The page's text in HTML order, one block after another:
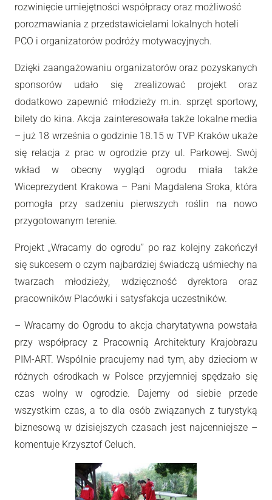
rozwinięcie umiejętności współpracy oraz możliwość
porozmawiania z przedstawicielami lokalnych hoteli
PCO i organizatorów podróży motywacyjnych.
Dzięki zaangażowaniu organizatorów oraz pozyskanych
sponsorów udało się zrealizować projekt oraz
dodatkowo zapewnić młodzieży m.in. sprzęt sportowy,
bilety do kina. Akcja zainteresowała także lokalne media
– już 18 września o godzinie 18.15 w TVP Kraków ukaże
się relacja z prac w ogrodzie przy ul. Parkowej. Swój
wkład w obecny wygląd ogrodu miała także
Wiceprezydent Krakowa – Pani Magdalena Sroka, która
pomogła przy sadzeniu pierwszych roślin na nowo
przygotowanym terenie.
Projekt „Wracamy do ogrodu” po raz kolejny zakończył
się sukcesem o czym najbardziej świadczą uśmiechy na
twarzach młodzieży, wdzięczność dyrektora oraz
pracowników Placówki i satysfakcja uczestników.
– Wracamy do Ogrodu to akcja charytatywna powstała
przy współpracy z Pracownią Architektury Krajobrazu
PIM-ART. Wspólnie pracujemy nad tym, aby dzieciom w
różnych ośrodkach w Polsce przyjemniej spędzało się
czas wolny w ogrodzie. Dajemy od siebie przede
wszystkim czas, a to dla osób związanych z turystyką
biznesową w dzisiejszych czasach jest najcenniejsze –
komentuje Krzysztof Celuch.